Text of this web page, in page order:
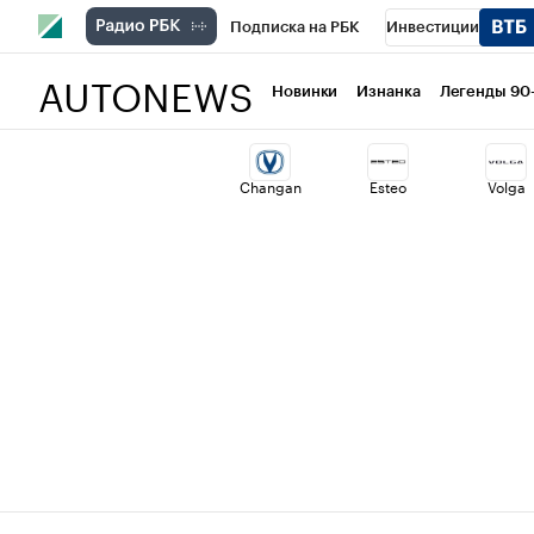
Подписка на РБК Инвестиции
Национальные проекты Город
Кредитные рейтинги Франшизы
AUTONEWS Новинки Изнанка Легенды
Changan Esteo Volga